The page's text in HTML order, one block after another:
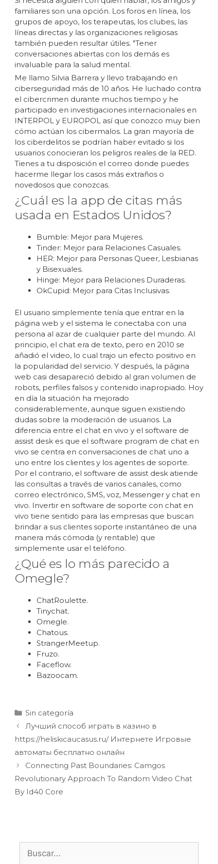
familiares son una opción. Los foros en línea, los
grupos de apoyo, los terapeutas, los clubes, las
líneas directas y las organizaciones religiosas
también pueden resultar útiles. "Tener
conversaciones abiertas con los demás es
invaluable para la salud mental.
Me llamo Silvia Barrera y llevo trabajando en
ciberseguridad más de 10 años. He luchado contra
el cibercrimen durante muchos tiempo y he
participado en investigaciones internacionales en
INTERPOL y EUROPOL así que conozco muy bien
cómo actúan los cibermalos. La gran mayoría de
los ciberdelitos se podrían haber evitado si los
usuarios conocieran los peligros reales de la RED.
Tienes a tu disposición el correo donde puedes
hacerme llegar los casos más extraños o
novedosos que conozcas.
¿Cuál es la app de citas más
usada en Estados Unidos?
Bumble: Mejor para Mujeres.
Tinder: Mejor para Relaciones Casuales.
HER: Mejor para Personas Queer, Lesbianas
y Bisexuales.
Hinge: Mejor para Relaciones Duraderas.
OkCupid: Mejor para Citas Inclusivas.
El usuario simplemente tenía que entrar en la
página web y el sistema le conectaba con una
persona al azar de cualquier parte del mundo. Al
principio, el chat era de texto, pero en 2010 se
añadió el video, lo cual trajo un efecto positivo en
la popularidad del servicio. Y después, la página
web casi desapareció debido al gran volumen de
robots, perfiles falsos y contenido inapropiado. Hoy
en día la situación ha mejorado
considerablemente, aunque siguen existiendo
dudas sobre la moderación de usuarios. La
diferencia entre el chat en vivo y el software de
assist desk es que el software program de chat en
vivo se centra en conversaciones de chat uno a
uno entre los clientes y los agentes de soporte.
Por el contrario, el software de assist desk atiende
las consultas a través de varios canales, como
correo electrónico, SMS, voz, Messenger y chat en
vivo. Invertir en software de soporte con chat en
vivo tiene sentido para las empresas que buscan
brindar a sus clientes soporte instantáneo de una
manera más cómoda (y rentable) que
simplemente usar el teléfono.
¿Qué es lo más parecido a
Omegle?
ChatRoulette.
Tinychat.
Omegle.
Chatous.
StrangerMeetup.
Fruzo.
Faceflow.
Bazoocam.
Sin categoría
Лучший способ играть в казино в
https://heliskicaucasus.ru/ Интернете Игровые
автоматы бесплатно онлайн
Connecting Past Boundaries: Camgos
Revolutionary Approach To Random Video Chat
By Id40 Core